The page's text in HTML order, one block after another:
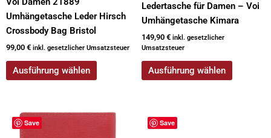
Umhängetasche Leder Hirsch
Crossbody Bag Bristol
99,00 € inkl. gesetzlicher Umsatzsteuer
Ausführung wählen
Ledertasche für Damen – Voi
Umhängetasche Kimara
149,90 € inkl. gesetzlicher
Umsatzsteuer
Ausführung wählen
Save
Dieses
Produkt
Save